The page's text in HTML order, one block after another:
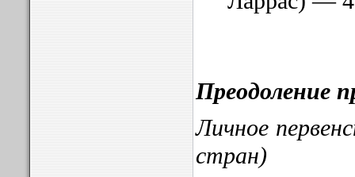
Преодоление
Личное
стран)